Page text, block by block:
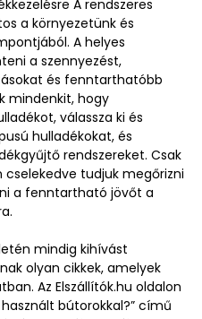
A rendszeres
a környezetünk és
A helyes
a szennyezést,
és fenntarthatóbb
mindenkit, hogy
válassza ki és
hulladékokat, és
rendszereket. Csak
tudjuk megőrizni
a fenntartható jövőt a
mindig kihívást
olyan cikkek, amelyek
Az Elszállítók.hu oldalon
bútorokkal?” című